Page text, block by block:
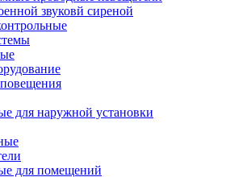
звуковй сиреной
для наружной установки
для помещений